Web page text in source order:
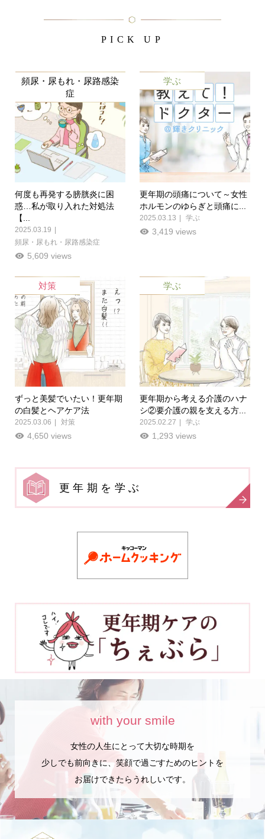
PICK UP
頻尿・尿もれ・尿路感染
症
何度も再発する膀胱炎に困
惑…私が取り入れた対処法
【...
2025.03.19
頻尿・尿もれ・尿路感染症
5,609 views
学ぶ
更年期の頭痛について～女性
ホルモンのゆらぎと頭痛に...
2025.03.13 学ぶ
3,419 views
対策
ずっと美髪でいたい！更年期
の白髪とヘアケア法
2025.03.06 対策
4,650 views
学ぶ
更年期から考える介護のハナ
シ②要介護の親を支える方...
2025.02.27 学ぶ
1,293 views
更年期を学ぶ
with your smile
女性の人生にとって大切な時期を
少しでも前向きに、笑顔で過ごすためのヒントを
お届けできたらうれしいです。